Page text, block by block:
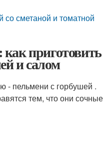
со сметаной и томатной
приготовить
и салом
- пельмени с горбушей .
тем, что они сочные